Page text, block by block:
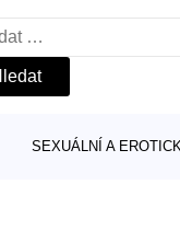
SEXUÁLNÍ A